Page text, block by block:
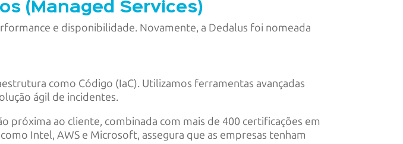
(Managed Services)
e disponibilidade. Novamente, a Dedalus foi nomeada
como Código (IaC). Utilizamos ferramentas avançadas
ágil de incidentes.
próxima ao cliente, combinada com mais de 400 certificações em
Intel, AWS e Microsoft, assegura que as empresas tenham